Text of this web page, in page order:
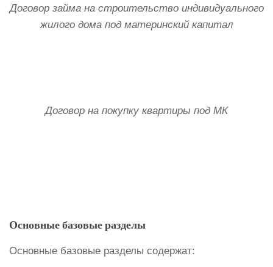
Договор займа на строительство индивидуального
жилого дома под материнский капитал
Договор на покупку квартиры под МК
Основные базовые разделы
Основные базовые разделы содержат: